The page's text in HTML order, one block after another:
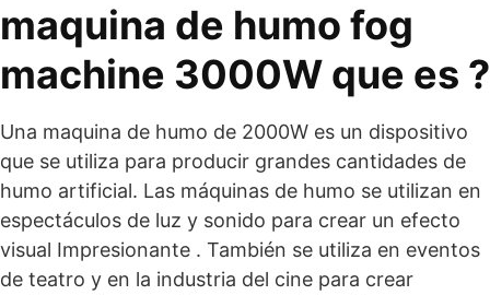
maquina de humo fog
machine 3000W que es ?
Una maquina de humo de 2000W es un dispositivo
que se utiliza para producir grandes cantidades de
humo artificial. Las máquinas de humo se utilizan en
espectáculos de luz y sonido para crear un efecto
visual Impresionante . También se utiliza en eventos
de teatro y en la industria del cine para crear